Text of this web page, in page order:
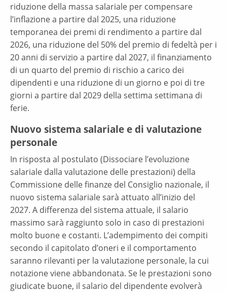
riduzione della massa salariale per compensare
l’inflazione a partire dal 2025, una riduzione
temporanea dei premi di rendimento a partire dal
2026, una riduzione del 50% del premio di fedeltà per i
20 anni di servizio a partire dal 2027, il finanziamento
di un quarto del premio di rischio a carico dei
dipendenti e una riduzione di un giorno e poi di tre
giorni a partire dal 2029 della settima settimana di
ferie.
Nuovo sistema salariale e di valutazione
personale
In risposta al postulato (Dissociare l’evoluzione
salariale dalla valutazione delle prestazioni) della
Commissione delle finanze del Consiglio nazionale, il
nuovo sistema salariale sarà attuato all’inizio del
2027. A differenza del sistema attuale, il salario
massimo sarà raggiunto solo in caso di prestazioni
molto buone e costanti. L’adempimento dei compiti
secondo il capitolato d’oneri e il comportamento
saranno rilevanti per la valutazione personale, la cui
notazione viene abbandonata. Se le prestazioni sono
giudicate buone, il salario del dipendente evolverà